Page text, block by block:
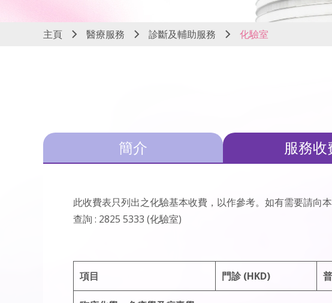
主頁 醫療服務 診斷及輔助服務 化驗室
簡介 服務收
此收費表只列出之化驗基本收費，以作參考。如有需要請向
查詢 : 2825 5333 (化驗室)
項目 門診 (HKD)